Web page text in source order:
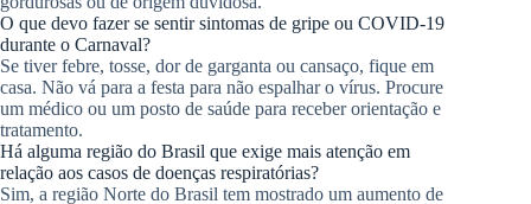
O que devo fazer se sentir sintomas de gripe ou COVID-19
durante o Carnaval?
Se tiver febre, tosse, dor de garganta ou cansaço, fique em
casa. Não vá para a festa para não espalhar o vírus. Procure
um médico ou um posto de saúde para receber orientação e
tratamento.
Há alguma região do Brasil que exige mais atenção em
relação aos casos de doenças respiratórias?
Sim, a região Norte do Brasil tem mostrado um aumento de